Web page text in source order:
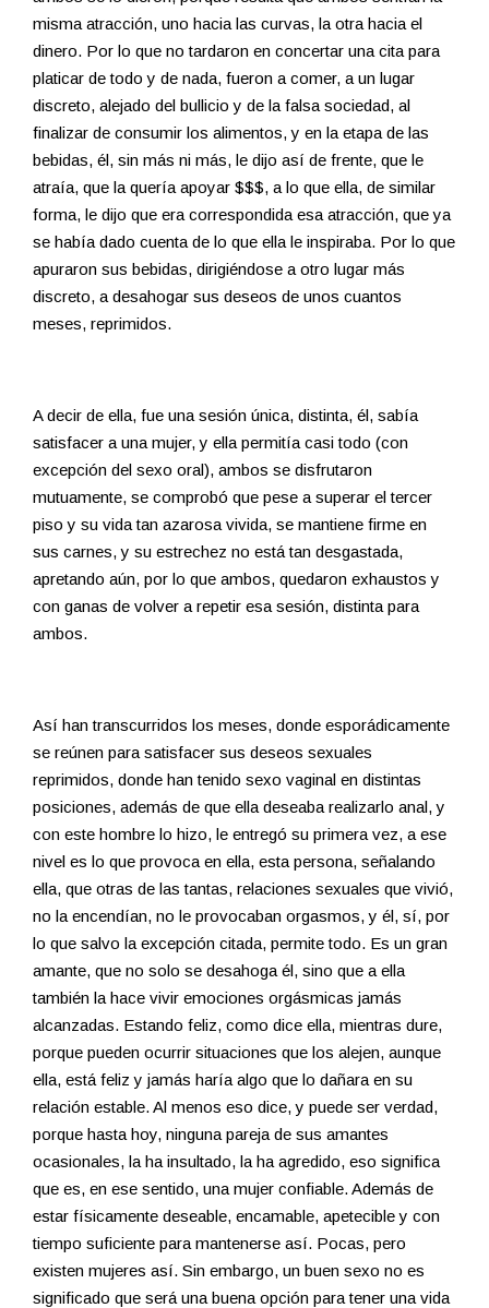
misma atracción, uno hacia las curvas, la otra hacia el
dinero. Por lo que no tardaron en concertar una cita para
platicar de todo y de nada, fueron a comer, a un lugar
discreto, alejado del bullicio y de la falsa sociedad, al
finalizar de consumir los alimentos, y en la etapa de las
bebidas, él, sin más ni más, le dijo así de frente, que le
atraía, que la quería apoyar $$$, a lo que ella, de similar
forma, le dijo que era correspondida esa atracción, que ya
se había dado cuenta de lo que ella le inspiraba. Por lo que
apuraron sus bebidas, dirigiéndose a otro lugar más
discreto, a desahogar sus deseos de unos cuantos
meses, reprimidos.
A decir de ella, fue una sesión única, distinta, él, sabía
satisfacer a una mujer, y ella permitía casi todo (con
excepción del sexo oral), ambos se disfrutaron
mutuamente, se comprobó que pese a superar el tercer
piso y su vida tan azarosa vivida, se mantiene firme en
sus carnes, y su estrechez no está tan desgastada,
apretando aún, por lo que ambos, quedaron exhaustos y
con ganas de volver a repetir esa sesión, distinta para
ambos.
Así han transcurridos los meses, donde esporádicamente
se reúnen para satisfacer sus deseos sexuales
reprimidos, donde han tenido sexo vaginal en distintas
posiciones, además de que ella deseaba realizarlo anal, y
con este hombre lo hizo, le entregó su primera vez, a ese
nivel es lo que provoca en ella, esta persona, señalando
ella, que otras de las tantas, relaciones sexuales que vivió,
no la encendían, no le provocaban orgasmos, y él, sí, por
lo que salvo la excepción citada, permite todo. Es un gran
amante, que no solo se desahoga él, sino que a ella
también la hace vivir emociones orgásmicas jamás
alcanzadas. Estando feliz, como dice ella, mientras dure,
porque pueden ocurrir situaciones que los alejen, aunque
ella, está feliz y jamás haría algo que lo dañara en su
relación estable. Al menos eso dice, y puede ser verdad,
porque hasta hoy, ninguna pareja de sus amantes
ocasionales, la ha insultado, la ha agredido, eso significa
que es, en ese sentido, una mujer confiable. Además de
estar físicamente deseable, encamable, apetecible y con
tiempo suficiente para mantenerse así. Pocas, pero
existen mujeres así. Sin embargo, un buen sexo no es
significado que será una buena opción para tener una vida